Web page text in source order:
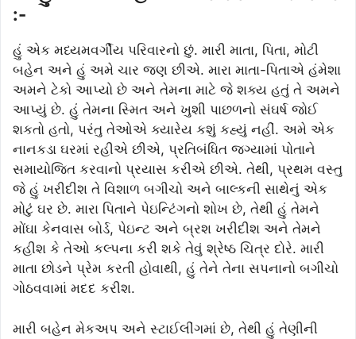
:-
હું એક મધ્યમવર્ગીય પરિવારનો છું. મારી માતા, પિતા, મોટી
બહેન અને હું અમે ચાર જણ છીએ. મારા માતા-પિતાએ હંમેશા
અમને ટેકો આપ્યો છે અને તેમના માટે જે શક્ય હતું તે અમને
આપ્યું છે. હું તેમના સ્મિત અને ખુશી પાછળનો સંઘર્ષ જોઈ
શકતો હતો, પરંતુ તેઓએ ક્યારેય કશું કહ્યું નહીં. અમે એક
નાનકડા ઘરમાં રહીએ છીએ, પ્રતિબંધિત જગ્યામાં પોતાને
સમાયોજિત કરવાનો પ્રયાસ કરીએ છીએ. તેથી, પ્રથમ વસ્તુ
જે હું ખરીદીશ તે વિશાળ બગીચો અને બાલ્કની સાથેનું એક
મોટું ઘર છે. મારા પિતાને પેઇન્ટિંગનો શોખ છે, તેથી હું તેમને
મોંઘા કેનવાસ બોર્ડ, પેઇન્ટ અને બ્રશ ખરીદીશ અને તેમને
કહીશ કે તેઓ કલ્પના કરી શકે તેવું શ્રેષ્ઠ ચિત્ર દોરે. મારી
માતા છોડને પ્રેમ કરતી હોવાથી, હું તેને તેના સપનાનો બગીચો
ગોઠવવામાં મદદ કરીશ.
મારી બહેન મેકઅપ અને સ્ટાઈલીંગમાં છે, તેથી હું તેણીની